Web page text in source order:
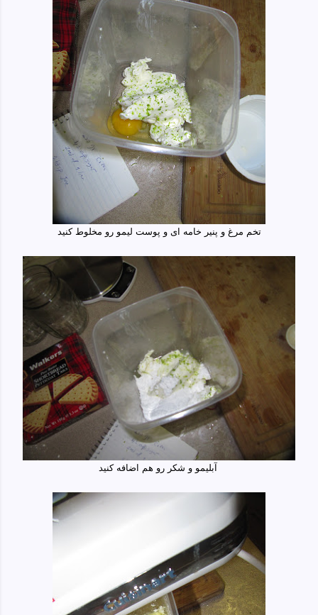
تخم مرغ و پنیر خامه ای و پوست لیمو رو مخلوط کنید